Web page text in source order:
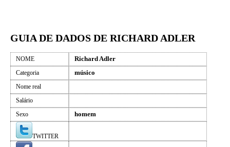
GUIA DE DADOS DE RICHARD ADLER
NOME Richard Adler
Categoria músico
Nome real
Salário
Sexo
homem
TWITTER